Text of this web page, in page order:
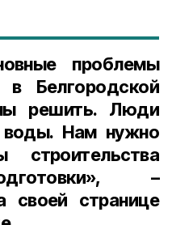
проблемы
Белгородской
решить. Люди
Нам нужно
строительства
–
странице